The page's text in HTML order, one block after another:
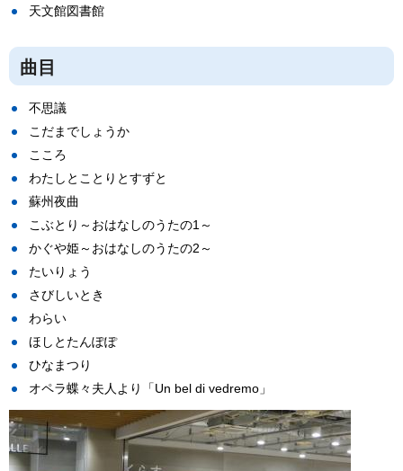
天文館図書館
曲目
不思議
こだまでしょうか
こころ
わたしとことりとすずと
蘇州夜曲
こぶとり～おはなしのうたの1～
かぐや姫～おはなしのうたの2～
たいりょう
さびしいとき
わらい
ほしとたんぽぽ
ひなまつり
オペラ蝶々夫人より「Un bel di vedremo」